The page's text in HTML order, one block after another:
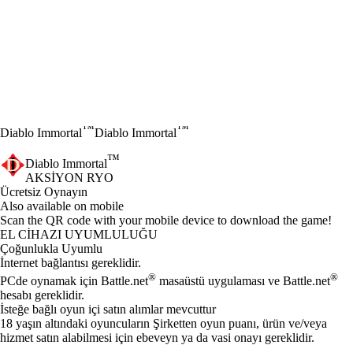
Diablo Immortal™Diablo Immortal™
Diablo Immortal™
AKSIYON RYO
Ücretsiz Oynayın
Mevcut eylemler
Also available on mobile
Scan the QR code with your mobile device to download the game!
EL CIHAZI UYUMLULUĞU
Çoğunlukla Uyumlu
İnternet bağlantısı gereklidir.
PCde oynamak için Battle.net® masaüstü uygulaması ve Battle.net®
hesabı gereklidir.
İsteğe bağlı oyun içi satın alımlar mevcuttur
18 yaşın altındaki oyuncuların Şirketten oyun puanı, ürün ve/veya
hizmet satın alabilmesi için ebeveyn ya da vasi onayı gereklidir.